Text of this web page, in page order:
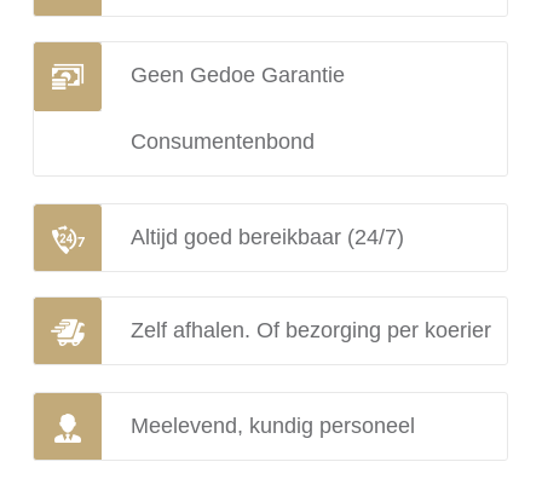
Geen Gedoe Garantie
Consumentenbond
Altijd goed bereikbaar (24/7)
Zelf afhalen. Of bezorging per koerier
Meelevend, kundig personeel